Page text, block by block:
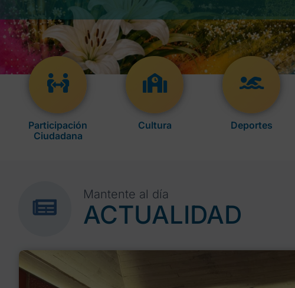
Participación
Ciudadana
Cultura Deportes
Mantente al día
ACTUALIDAD